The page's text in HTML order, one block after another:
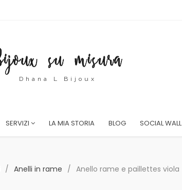
Dhana L Bijoux
SERVIZI LA MIA STORIA BLOG SOCIAL WALL
/ Anelli in rame / Anello rame e paillettes viola